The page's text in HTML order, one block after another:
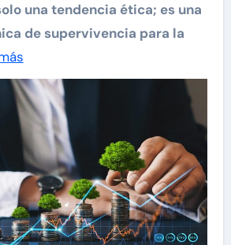
una tendencia ética; es una
de supervivencia para la